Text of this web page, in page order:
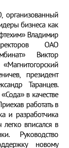
организованный
бизнеса как
Владимир
ОАО
Виктор
президент
Таранцев.
в качестве
работать в
и разработчика
вписался в
Руководство
новому